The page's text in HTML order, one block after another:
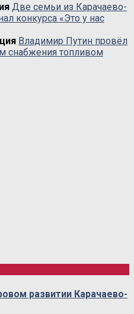
Две семьи из Карачаево-
конкурса «Это у нас
Владимир Путин провёл
снабжения топливом
развитии Карачаево-